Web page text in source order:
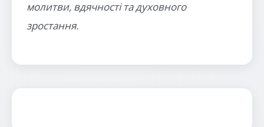
молитви, вдячності та духовного
зростання.